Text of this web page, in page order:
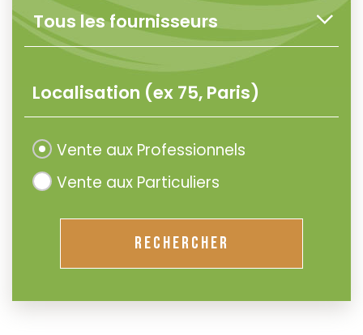
Vente aux Professionnels
Vente aux Particuliers
RECHERCHER